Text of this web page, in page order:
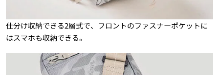
仕分け収納できる2層式で、フロントのファスナーポケットに
はスマホも収納できる。